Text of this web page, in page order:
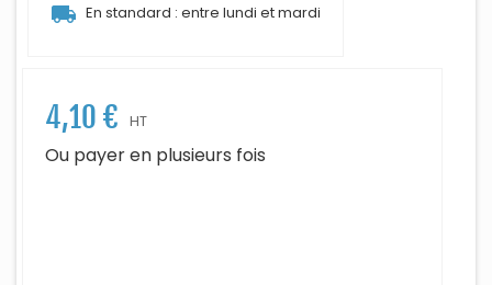
local_shipping En standard : entre lundi et mardi
4,10 € HT
Ou payer en plusieurs fois